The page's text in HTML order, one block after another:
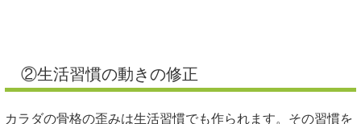
②生活習慣の動きの修正
カラダの骨格の歪みは生活習慣でも作られます。その習慣を